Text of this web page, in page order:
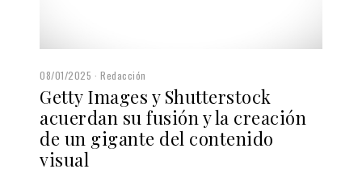
08/01/2025 Redacción
Getty Images y Shutterstock
acuerdan su fusión y la creación
de un gigante del contenido
visual